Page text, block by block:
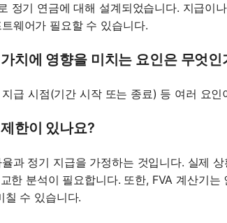
정기 연금에 대해 설계되었습니다. 지급이
웨어가 필요할 수 있습니다.
치에 영향을 미치는 요인은 무엇인
급 시점(기간 시작 또는 종료) 등 여러 요
한이 있나요?
과 정기 지급을 가정하는 것입니다. 실제
한 분석이 필요합니다. 또한, FVA 계산기
칠 수 있습니다.